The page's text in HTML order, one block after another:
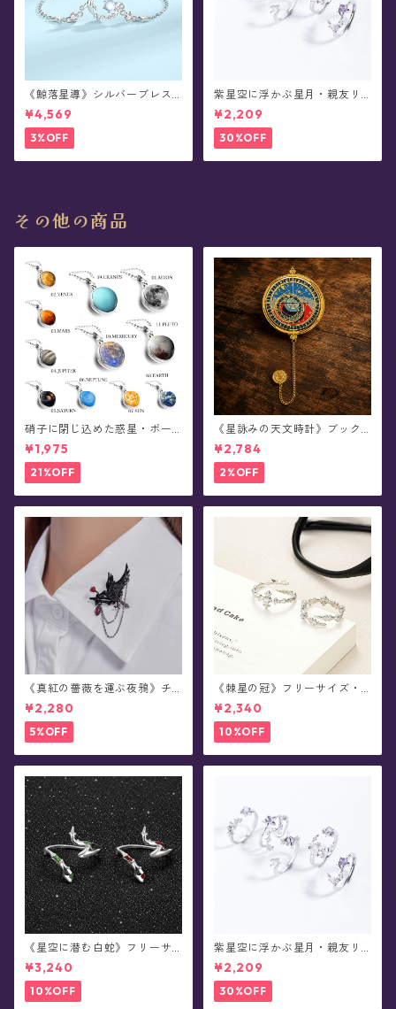
《鯨落星導》シルバーブレス
レット
¥4,569
3%OFF
紫星空に浮かぶ星月・親友リ
ング
¥2,209
30%OFF
その他の商品
硝子に閉じ込めた惑星・ボー
ルチェーンネックレス
¥1,975
21%OFF
《星詠みの天文時計》ブック
マーカー(全3種)
¥2,784
2%OFF
《真紅の薔薇を運ぶ夜鴉》チ
ェーンブローチ/襟ブローチ
¥2,280
5%OFF
《棘星の冠》フリーサイズ・
ペアデザイン・リング(全2種)
¥2,340
10%OFF
《星空に潜む白蛇》フリーサ
イズ・リング
¥3,240
10%OFF
紫星空に浮かぶ星月・親友リ
ング
¥2,209
30%OFF